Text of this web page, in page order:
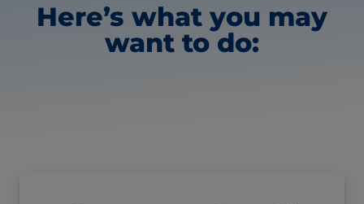
Here’s what you may
want to do: